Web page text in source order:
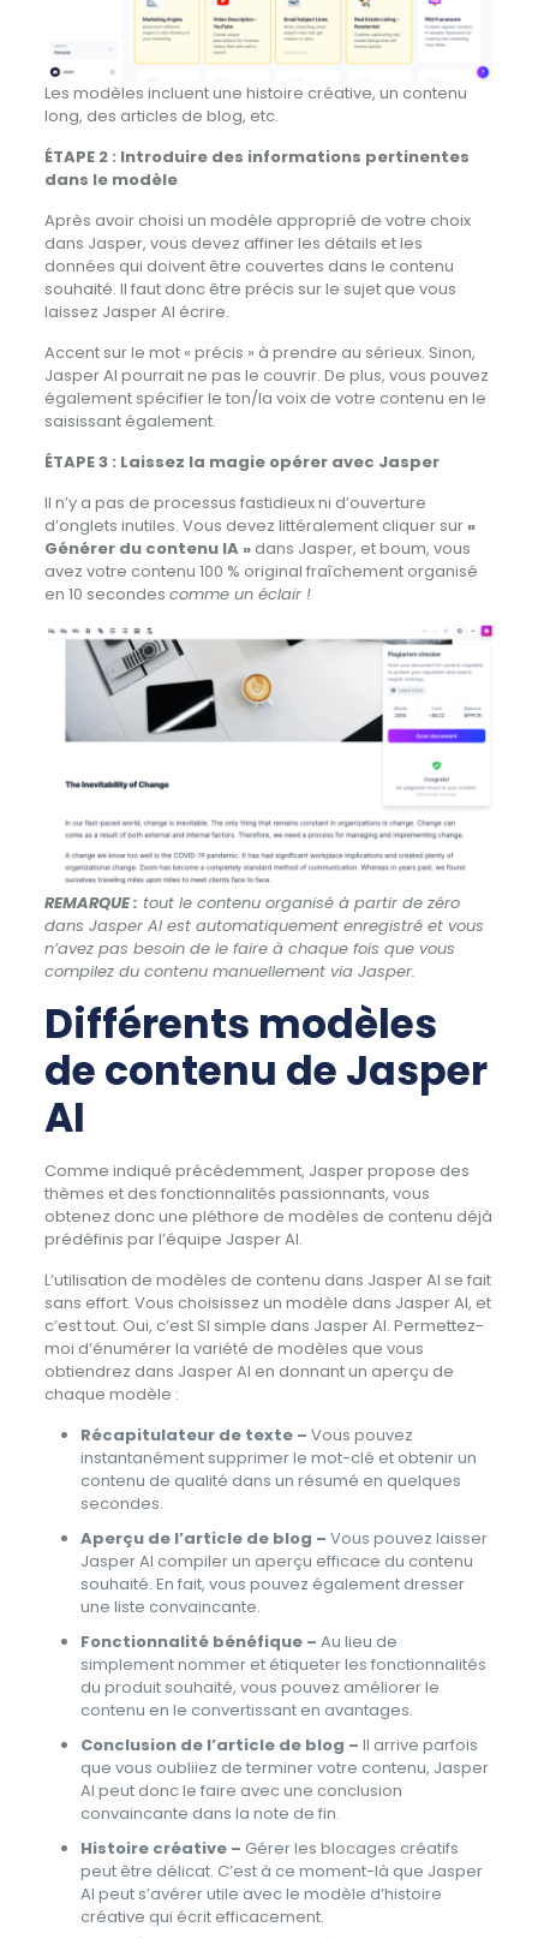
Les modèles incluent une histoire créative, un contenu
long, des articles de blog, etc.
ÉTAPE 2 : Introduire des informations pertinentes
dans le modèle
Après avoir choisi un modèle approprié de votre choix
dans Jasper, vous devez affiner les détails et les
données qui doivent être couvertes dans le contenu
souhaité. Il faut donc être précis sur le sujet que vous
laissez Jasper AI écrire.
Accent sur le mot « précis » à prendre au sérieux. Sinon,
Jasper AI pourrait ne pas le couvrir. De plus, vous pouvez
également spécifier le ton/la voix de votre contenu en le
saisissant également.
ÉTAPE 3 : Laissez la magie opérer avec Jasper
Il n’y a pas de processus fastidieux ni d’ouverture
d’onglets inutiles. Vous devez littéralement cliquer sur «
Générer du contenu IA »dans Jasper, et boum, vous
avez votre contenu 100 % original fraîchement organisé
en 10 secondes comme un éclair !
REMARQUE : tout le contenu organisé à partir de zéro
dans Jasper AI est automatiquement enregistré et vous
n’avez pas besoin de le faire à chaque fois que vous
compilez du contenu manuellement via Jasper.
Différents modèles
de contenu de Jasper
AI
Comme indiqué précédemment, Jasper propose des
thèmes et des fonctionnalités passionnants, vous
obtenez donc une pléthore de modèles de contenu déjà
prédéfinis par l’équipe Jasper AI.
L’utilisation de modèles de contenu dans Jasper AI se fait
sans effort. Vous choisissez un modèle dans Jasper AI, et
c’est tout. Oui, c’est SI simple dans Jasper AI. Permettez-
moi d’énumérer la variété de modèles que vous
obtiendrez dans Jasper AI en donnant un aperçu de
chaque modèle :
Récapitulateur de texte – Vous pouvez
instantanément supprimer le mot-clé et obtenir un
contenu de qualité dans un résumé en quelques
secondes.
Aperçu de l’article de blog – Vous pouvez laisser
Jasper AI compiler un aperçu efficace du contenu
souhaité. En fait, vous pouvez également dresser
une liste convaincante.
Fonctionnalité bénéfique – Au lieu de
simplement nommer et étiqueter les fonctionnalités
du produit souhaité, vous pouvez améliorer le
contenu en le convertissant en avantages.
Conclusion de l’article de blog – Il arrive parfois
que vous oubliiez de terminer votre contenu, Jasper
AI peut donc le faire avec une conclusion
convaincante dans la note de fin.
Histoire créative – Gérer les blocages créatifs
peut être délicat. C’est à ce moment-là que Jasper
AI peut s’avérer utile avec le modèle d’histoire
créative qui écrit efficacement.